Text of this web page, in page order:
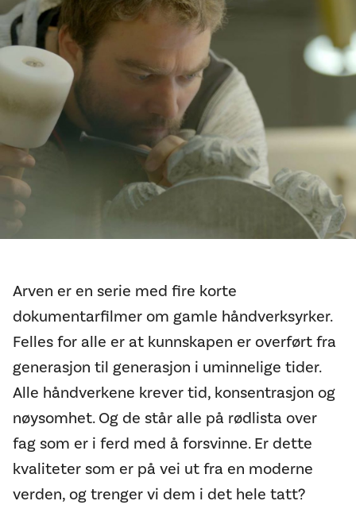
Arven er en serie med fire korte
dokumentarfilmer om gamle håndverksyrker.
Felles for alle er at kunnskapen er overført fra
generasjon til generasjon i uminnelige tider.
Alle håndverkene krever tid, konsentrasjon og
nøysomhet. Og de står alle på rødlista over
fag som er i ferd med å forsvinne. Er dette
kvaliteter som er på vei ut fra en moderne
verden, og trenger vi dem i det hele tatt?